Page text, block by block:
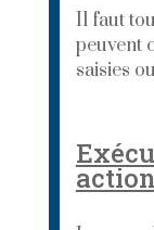
Il faut
peuvent
saisies